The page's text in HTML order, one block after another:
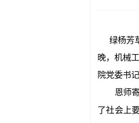
绿杨芳
晚，机械
院党委书
恩师
了社会上